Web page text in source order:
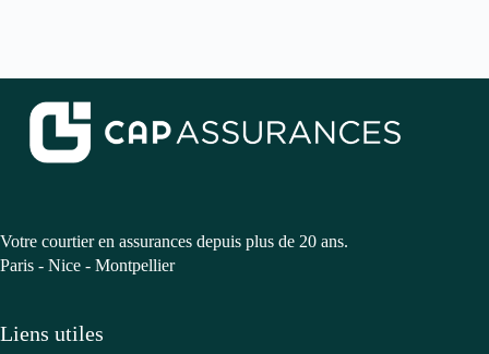
Votre courtier en assurances depuis plus de 20 ans.
Paris - Nice - Montpellier
Liens utiles